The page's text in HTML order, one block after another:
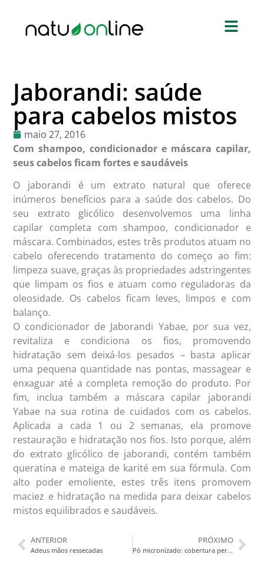
Jaborandi: saúde
para cabelos mistos
maio 27, 2016
Com shampoo, condicionador e máscara capilar,
seus cabelos ficam fortes e saudáveis
O jaborandi é um extrato natural que oferece
inúmeros benefícios para a saúde dos cabelos. Do
seu extrato glicólico desenvolvemos uma linha
capilar completa com shampoo, condicionador e
máscara. Combinados, estes três produtos atuam no
cabelo oferecendo tratamento do começo ao fim:
limpeza suave, graças às propriedades adstringentes
que limpam os fios e atuam como reguladoras da
oleosidade. Os cabelos ficam leves, limpos e com
balanço.
O condicionador de Jaborandi Yabae, por sua vez,
revitaliza e condiciona os fios, promovendo
hidratação sem deixá-los pesados – basta aplicar
uma pequena quantidade nas pontas, massagear e
enxaguar até a completa remoção do produto. Por
fim, inclua também a máscara capilar jaborandi
Yabae na sua rotina de cuidados com os cabelos.
Aplicada a cada 1 ou 2 semanas, ela promove
restauração e hidratação nos fios. Isto porque, além
do extrato glicólico de jaborandi, contém também
queratina e mateiga de karité em sua fórmula. Com
alto poder emoliente, estes três itens promovem
maciez e hidratação na medida para deixar cabelos
mistos equilibrados e saudáveis.
ANTERIOR
Adeus mãos ressecadas
PRÓXIMO
Pó micronizado: cobertura perfeita e delicada